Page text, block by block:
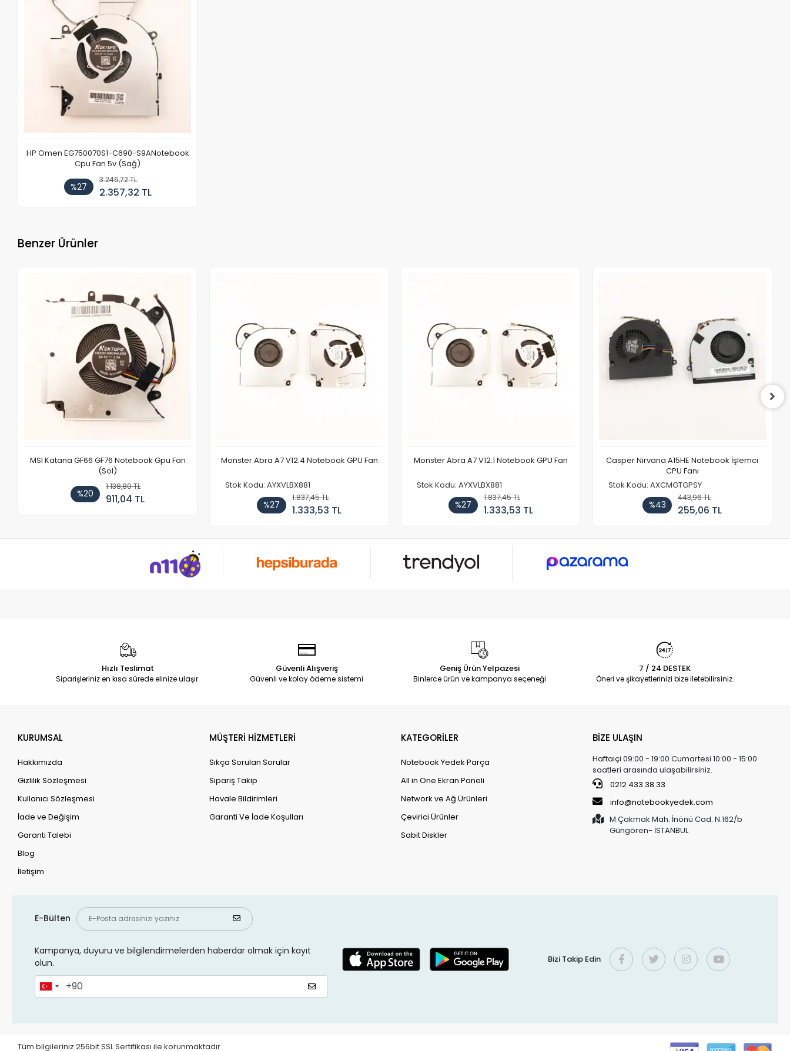
HP Omen EG750070S1-C690-S9ANotebook
Cpu Fan 5v (Sağ)
%27
3.246,72 TL
2.357,32 TL
Benzer Ürünler
MSI Katana GF66 GF76 Notebook Gpu Fan
(Sol)
%20
1.138,80 TL
911,04 TL
Monster Abra A7 V12.4 Notebook GPU Fan
Stok Kodu: AYXVLBX881
%27
1.837,45 TL
1.333,53 TL
Monster Abra A7 V12.1 Notebook GPU Fan
Stok Kodu: AYXVLBX881
%27
1.837,45 TL
1.333,53 TL
Casper Nirvana A15HE Notebook İşlemci
CPU Fanı
Stok Kodu: AXCMGTGPSY
%43
443,96 TL
255,06 TL
Hızlı Teslimat
Siparişleriniz en kısa sürede elinize ulaşır.
Güvenli Alışveriş
Güvenli ve kolay ödeme sistemi
Geniş Ürün Yelpazesi
Binlerce ürün ve kampanya seçeneği
7 / 24 DESTEK
Öneri ve şikayetlerinizi bize iletebilirsiniz.
KURUMSAL
Hakkımızda
Gizlilik Sözleşmesi
Kullanıcı Sözleşmesi
İade ve Değişim
Garanti Talebi
Blog
İletişim
MÜŞTERİ HİZMETLERİ
Sıkça Sorulan Sorular
Sipariş Takip
Havale Bildirimleri
Garanti Ve İade Koşulları
KATEGORİLER
Notebook Yedek Parça
All in One Ekran Paneli
Network ve Ağ Ürünleri
Çevirici Ürünler
Sabit Diskler
BİZE ULAŞIN
Haftaiçi 09:00 - 19:00 Cumartesi 10:00 - 15:00
saatleri arasında ulaşabilirsiniz.
0212 433 38 33
info@notebookyedek.com
M.Çakmak Mah. İnönü Cad. N.162/b
Güngören- İSTANBUL
E-Bülten
Kampanya, duyuru ve bilgilendirmelerden haberdar olmak için kayıt
olun.
Bizi Takip Edin
Tüm bilgileriniz 256bit SSL Sertifikası ile korunmaktadır.